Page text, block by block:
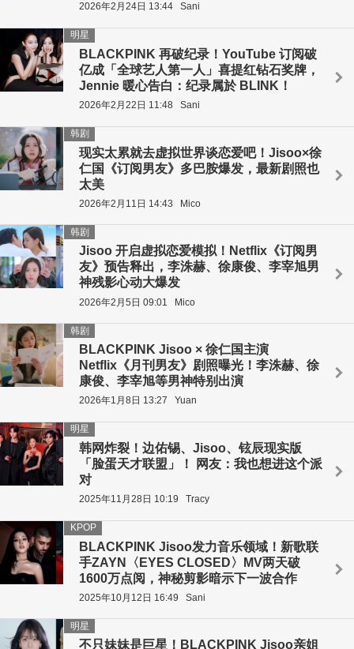
2026年2月24日 13:44 Sani
BLACKPINK 再破纪录！YouTube 订阅破
亿成「全球艺人第一人」喜提红钻石奖牌，
Jennie 暖心告白：纪录属於 BLINK！
明星
2026年2月22日 11:48 Sani
现实太累就去虚拟世界谈恋爱吧！Jisoo×徐
仁国《订阅男友》多巴胺爆发，最新剧照也
太美
韩剧
2026年2月11日 14:43 Mico
Jisoo 开启虚拟恋爱模拟！Netflix《订阅男
友》预告释出，李洙赫、徐康俊、李宰旭男
神残影心动大爆发
韩剧
2026年2月5日 09:01 Mico
BLACKPINK Jisoo × 徐仁国主演
Netflix《月刊男友》剧照曝光！李洙赫、徐
康俊、李宰旭等男神特别出演
韩剧
2026年1月8日 13:27 Yuan
韩网炸裂！边佑锡、Jisoo、铉辰现实版
「脸蛋天才联盟」！ 网友：我也想进这个派
对
明星
2025年11月28日 10:19 Tracy
BLACKPINK Jisoo发力音乐领域！新歌联
手ZAYN〈EYES CLOSED〉MV两天破
1600万点阅，神秘剪影暗示下一波合作
KPOP
2025年10月12日 16:49 Sani
不只妹妹是巨星！BLACKPINK Jisoo亲姐
明星